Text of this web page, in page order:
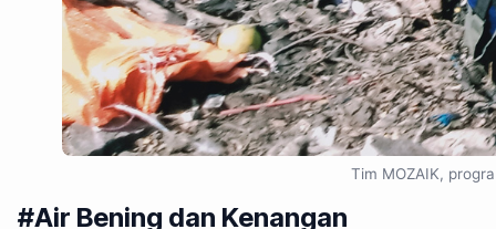
Tim MOZAIK,
#Air Bening dan Kenangan